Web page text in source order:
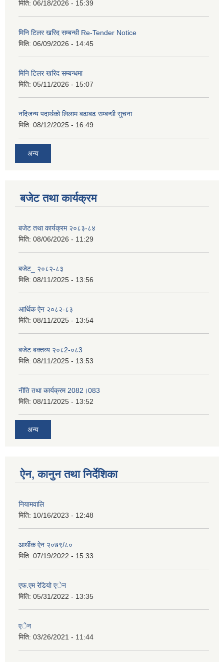
मिति: 06/18/2026 - 15:39
मिनि टिलर खरिद सम्बन्धी Re-Tender Notice
मिति: 06/09/2026 - 14:45
मिनि टिलर खरिद सम्बन्धमा
मिति: 05/11/2026 - 15:07
नदिजन्य पदार्थको लिलाम बढाबढ सम्बन्धी सुचना
मिति: 08/12/2025 - 16:49
अन्य
बजेट तथा कार्यक्रम
बजेट तथा कार्यक्रम २०८३-८४
मिति: 08/06/2026 - 11:29
बजेट_ २०८२-८३
मिति: 08/11/2025 - 13:56
आर्थिक ऐन २०८२-८३
मिति: 08/11/2025 - 13:54
बजेट बक्तव्य २०८2-०८3
मिति: 08/11/2025 - 13:53
नीति तथा कार्यक्रम 2082।083
मिति: 08/11/2025 - 13:52
अन्य
ऐन, कानुन तथा निर्देशिका
नियामवालि
मिति: 10/16/2023 - 12:48
आर्थीक ऐन २०७९/८०
मिति: 07/19/2022 - 15:33
एफ.एम रेडियो एेन
मिति: 05/31/2022 - 13:35
एेन
मिति: 03/26/2021 - 11:44